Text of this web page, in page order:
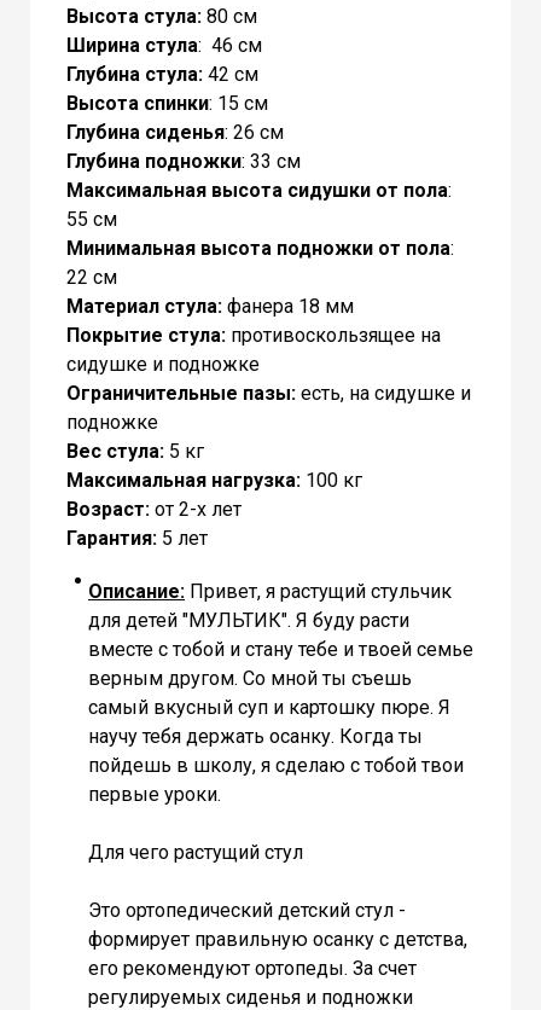
Высота стула: 80 cм
Ширина стула: 46 см
Глубина стула: 42 см
Высота спинки: 15 см
Глубина сиденья: 26 см
Глубина подножки: 33 см
Максимальная высота сидушки от пола:
55 см
Минимальная высота подножки от пола:
22 см
Материал стула: фанера 18 мм
Покрытие стула: противоскользящее на
сидушке и подножке
Ограничительные пазы: есть, на сидушке и
подножке
Вес стула: 5 кг
Максимальная нагрузка: 100 кг
Возраст: от 2-х лет
Гарантия: 5 лет
Описание: Привет, я растущий стульчик
для детей "МУЛЬТИК". Я буду расти
вместе с тобой и стану тебе и твоей семье
верным другом. Со мной ты съешь
самый вкусный суп и картошку пюре. Я
научу тебя держать осанку. Когда ты
пойдешь в школу, я сделаю с тобой твои
первые уроки.
Для чего растущий стул
Это ортопедический детский стул -
формирует правильную осанку с детства,
его рекомендуют ортопеды. За счет
регулируемых сиденья и подножки